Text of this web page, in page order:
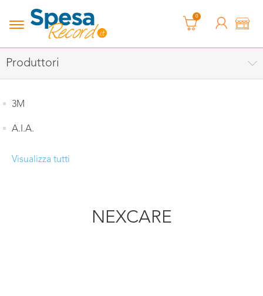
0
Produttori
3M
A.I.A.
Visualizza tutti
NEXCARE